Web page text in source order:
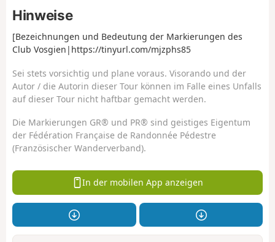
Hinweise
[Bezeichnungen und Bedeutung der Markierungen des
Club Vosgien|https://tinyurl.com/mjzphs85
Sei stets vorsichtig und plane voraus. Visorando und der
Autor / die Autorin dieser Tour können im Falle eines Unfalls
auf dieser Tour nicht haftbar gemacht werden.
Die Markierungen GR® und PR® sind geistiges Eigentum
der Fédération Française de Randonnée Pédestre
(Französischer Wanderverband).
In der mobilen App anzeigen